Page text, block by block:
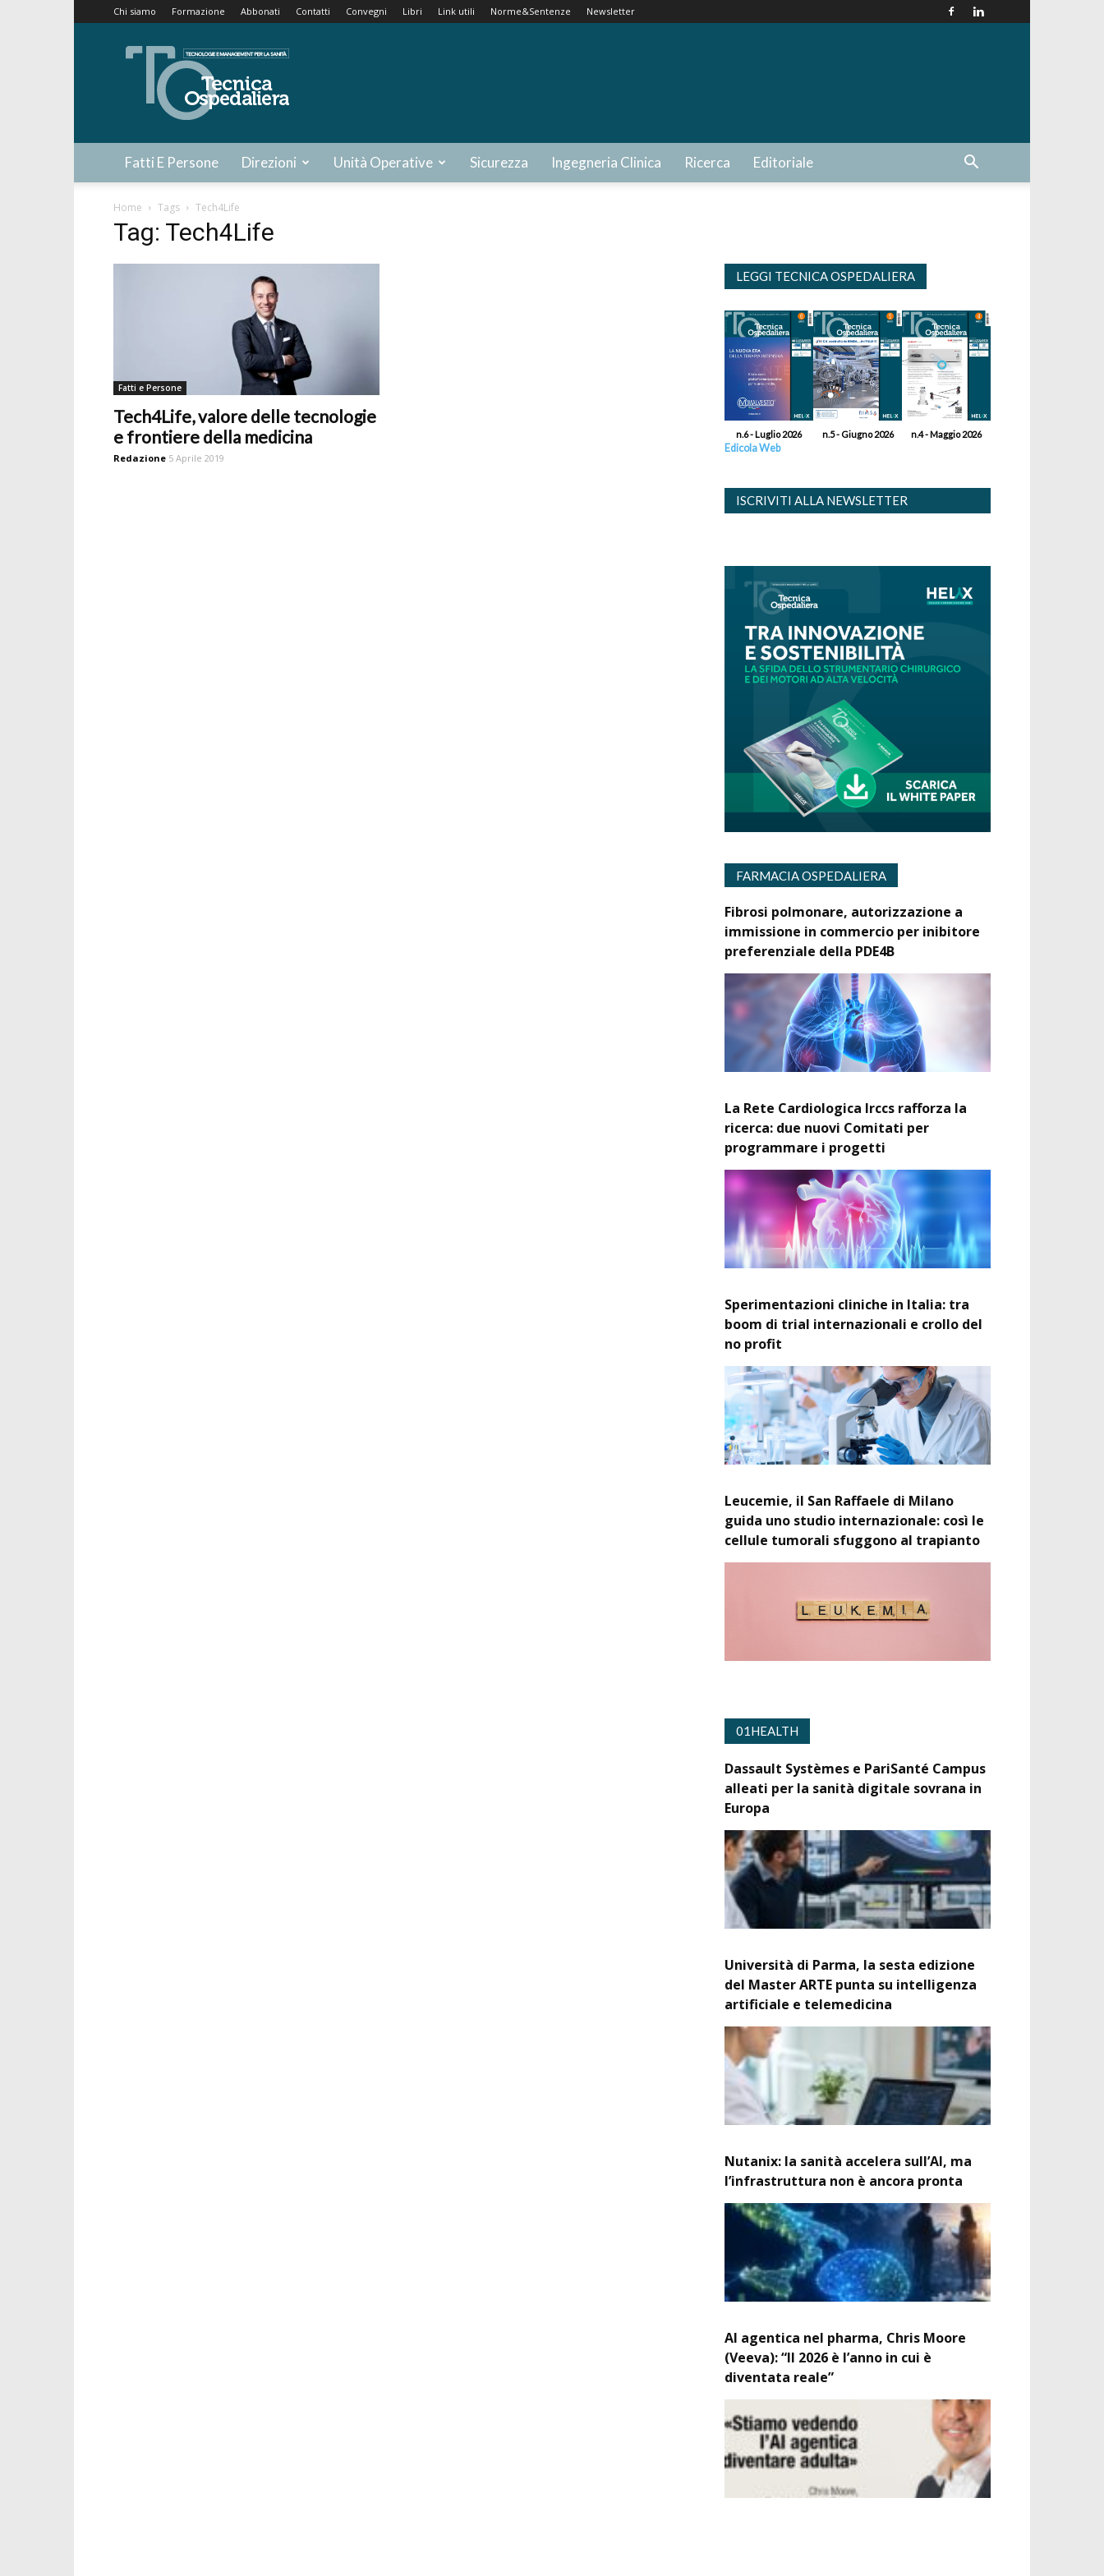
Chi siamo Formazione Abbonati Contatti Convegni Libri Link utili Norme&Sentenze Newsletter
Tecnica
Ospedaliera
Fatti E Persone Direzioni Unità Operative Sicurezza Ingegneria Clinica Ricerca Editoriale
Home Tags Tech4Life
Tag: Tech4Life
Fatti e Persone
Tech4Life, valore delle tecnologie
e frontiere della medicina
Redazione 5 Aprile 2019
LEGGI TECNICA OSPEDALIERA
n.6 - Luglio 2026 n.5 - Giugno 2026 n.4 - Maggio 2026
Edicola Web
ISCRIVITI ALLA NEWSLETTER
FARMACIA OSPEDALIERA
Fibrosi polmonare, autorizzazione a
immissione in commercio per inibitore
preferenziale della PDE4B
La Rete Cardiologica Irccs rafforza la
ricerca: due nuovi Comitati per
programmare i progetti
Sperimentazioni cliniche in Italia: tra
boom di trial internazionali e crollo del
no profit
Leucemie, il San Raffaele di Milano
guida uno studio internazionale: così le
cellule tumorali sfuggono al trapianto
01HEALTH
Dassault Systèmes e PariSanté Campus
alleati per la sanità digitale sovrana in
Europa
Università di Parma, la sesta edizione
del Master ARTE punta su intelligenza
artificiale e telemedicina
Nutanix: la sanità accelera sull’AI, ma
l’infrastruttura non è ancora pronta
AI agentica nel pharma, Chris Moore
(Veeva): “Il 2026 è l’anno in cui è
diventata reale”